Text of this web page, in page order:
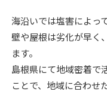
海沿いでは塩害によっ
壁や屋根は劣化が早く
ます。
島根県にて地域密着で
ことで、地域に合わせ